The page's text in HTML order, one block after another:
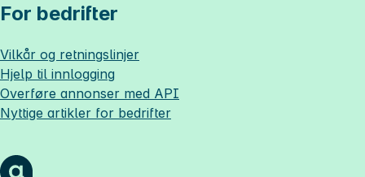
For bedrifter
Vilkår og retningslinjer
Hjelp til innlogging
Overføre annonser med API
Nyttige artikler for bedrifter